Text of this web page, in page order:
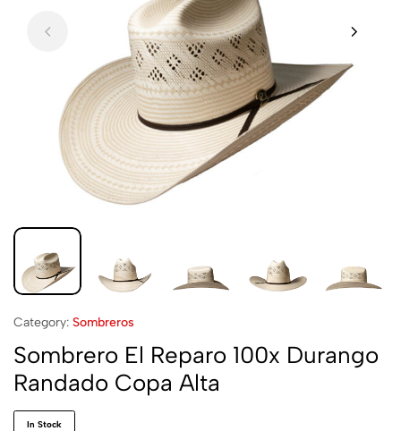
Category: Sombreros
Sombrero El Reparo 100x Durango
Randado Copa Alta
In Stock